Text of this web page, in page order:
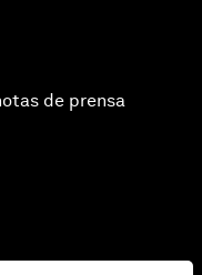
de prensa